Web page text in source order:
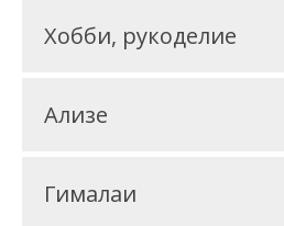
Хобби, рукоделие
Ализе
Гималаи